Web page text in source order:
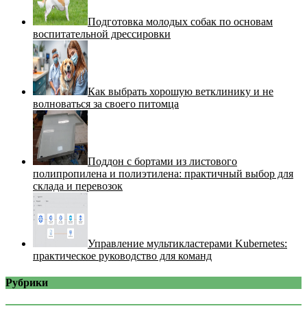
Подготовка молодых собак по основам
воспитательной дрессировки
Как выбрать хорошую ветклинику и не
волноваться за своего питомца
Поддон с бортами из листового
полипропилена и полиэтилена: практичный выбор для
склада и перевозок
Управление мультикластерами Kubernetes:
практическое руководство для команд
Рубрики